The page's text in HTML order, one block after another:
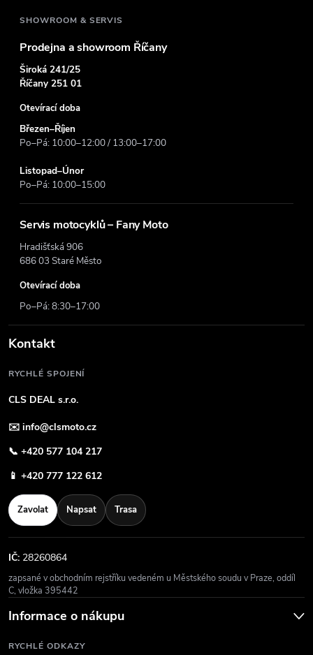
SHOWROOM & SERVIS
Prodejna a showroom Říčany
Široká 241/25
Říčany 251 01
Otevírací doba
Březen–Říjen
Po–Pá: 10:00–12:00 / 13:00–17:00
Listopad–Únor
Po–Pá: 10:00–15:00
Servis motocyklů – Fany Moto
Hradišťská 906
686 03 Staré Město
Otevírací doba
Po–Pá: 8:30–17:00
Kontakt
RYCHLÉ SPOJENÍ
CLS DEAL s.r.o.
✉️ info@clsmoto.cz
📞 +420 577 104 217
📱 +420 777 122 612
Zavolat Napsat Trasa
IČ: 28260864
zapsané v obchodním rejstříku vedeném u Městského soudu v Praze, oddíl
C, vložka 395442
Informace o nákupu
RYCHLÉ ODKAZY